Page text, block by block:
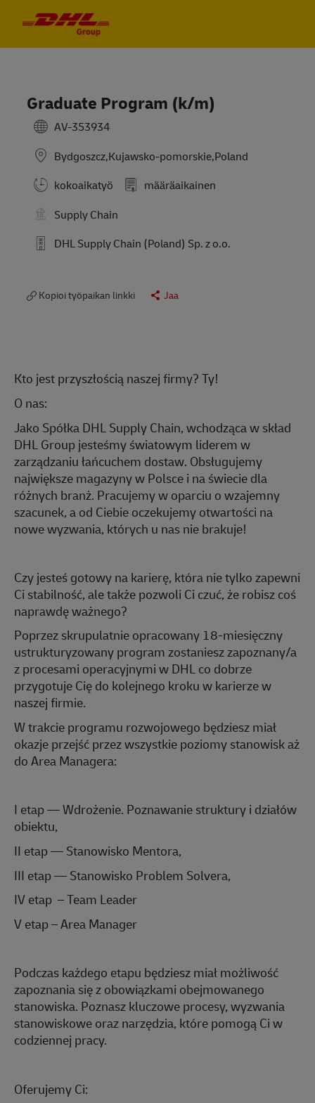
Graduate Program (k/m)
AV-353934
Bydgoszcz,Kujawsko-pomorskie,Poland
kokoaikatyö
määräaikainen
Supply Chain
DHL Supply Chain (Poland) Sp. z o.o.
Kopioi työpaikan linkki Jaa
Kto jest przyszłością naszej firmy? Ty!
O nas:
Jako Spółka DHL Supply Chain, wchodząca w skład
DHLGroupjesteśmy światowym liderem w
zarządzaniu łańcuchem dostaw. Obsługujemy
największe magazyny w Polsce i na świecie dla
różnych branż. Pracujemy w oparciu o wzajemny
szacunek, a od Ciebie oczekujemy otwartości na
nowe wyzwania, których u nas nie brakuje!
Czy jesteś gotowy na karierę, która nie tylko zapewni
Ci stabilność, ale także pozwoli Ci czuć, że robisz coś
naprawdę ważnego?
Poprzez skrupulatnie opracowany 18-miesięczny
ustrukturyzowany program zostaniesz zapoznany/a
z procesami operacyjnymi w DHL co dobrze
przygotuje Cię do kolejnego kroku w karierze w
naszej firmie.
W trakcie programu rozwojowego będziesz miał
okazje przejść przez wszystkie poziomy stanowisk aż
doAreaManagera:
I etap —Wdrożenie. Poznawanie struktury i działów
obiektu,
II etap —Stanowisko Mentora,
III etap—Stanowisko Problem Solvera,
IVetap – Team Leader
Vetap– Area Manager
Podczas każdego etapu będziesz miał możliwość
zapoznania się z obowiązkami obejmowanego
stanowiska. Poznasz kluczowe procesy, wyzwania
stanowiskowe oraz narzędzia, które pomogą Ci w
codziennej pracy.
Oferujemy Ci: